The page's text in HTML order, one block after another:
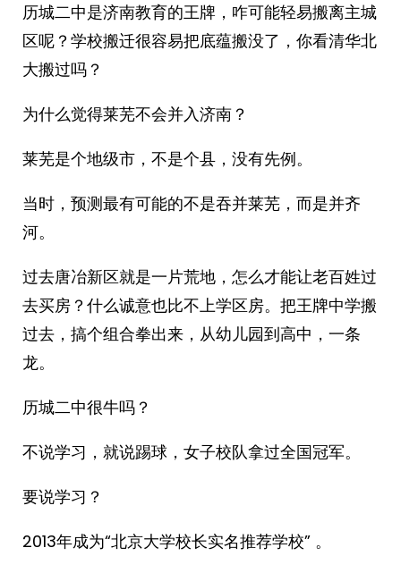
历城二中是济南教育的王牌，咋可能轻易搬离主城
区呢？学校搬迁很容易把底蕴搬没了，你看清华北
大搬过吗？
为什么觉得莱芜不会并入济南？
莱芜是个地级市，不是个县，没有先例。
当时，预测最有可能的不是吞并莱芜，而是并齐
河。
过去唐冶新区就是一片荒地，怎么才能让老百姓过
去买房？什么诚意也比不上学区房。把王牌中学搬
过去，搞个组合拳出来，从幼儿园到高中，一条
龙。
历城二中很牛吗？
不说学习，就说踢球，女子校队拿过全国冠军。
要说学习？
2013年成为“北京大学校长实名推荐学校” 。